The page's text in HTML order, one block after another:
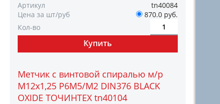
Артикул
tn40084
Цена за шт/руб
870.0 руб.
Кол-во
Метчик с винтовой спиралью м/р
М12х1,25 Р6М5/М2 DIN376 BLACK
OXIDE ТОЧИНТЕХ tn40104